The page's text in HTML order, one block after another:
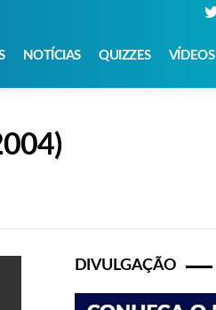
NOTÍCIAS QUIZZES VÍDEOS
DIVULGAÇÃO